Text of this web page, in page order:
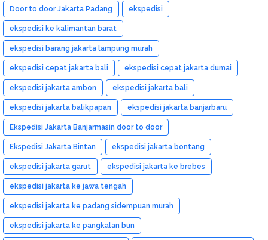
Door to door Jakarta Padang ekspedisi
ekspedisi ke kalimantan barat
ekspedisi barang jakarta lampung murah
ekspedisi cepat jakarta bali ekspedisi cepat jakarta dumai
ekspedisi jakarta ambon ekspedisi jakarta bali
ekspedisi jakarta balikpapan ekspedisi jakarta banjarbaru
Ekspedisi Jakarta Banjarmasin door to door
Ekspedisi Jakarta Bintan ekspedisi jakarta bontang
ekspedisi jakarta garut ekspedisi jakarta ke brebes
ekspedisi jakarta ke jawa tengah
ekspedisi jakarta ke padang sidempuan murah
ekspedisi jakarta ke pangkalan bun